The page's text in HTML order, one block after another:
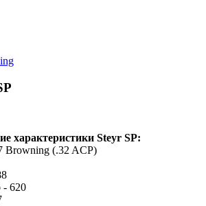
характеристики Steyr SP:
Browning (.32 ACP)
- 620